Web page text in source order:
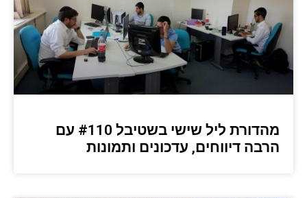
מהדורת ליל שישי בשטיבל #110 עם
הרבה דיווחים, עדכונים ותמונות